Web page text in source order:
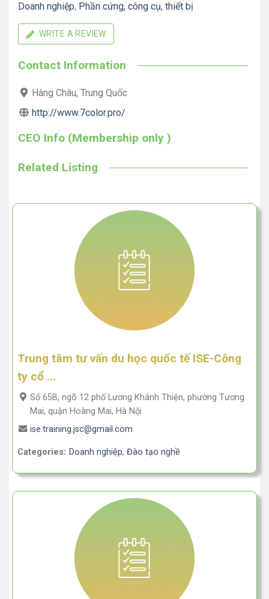
Doanh nghiệp, Phần cứng, công cụ, thiết bị
WRITE A REVIEW
Contact Information
Hàng Châu, Trung Quốc
http://www.7color.pro/
CEO Info (Membership only )
Related Listing
Trung tâm tư vấn du học quốc tế ISE-Công
ty cổ ...
Số 65B, ngõ 12 phố Lương Khánh Thiện, phường Tương
Mai, quận Hoàng Mai, Hà Nội
ise.training.jsc@gmail.com
Categories: Doanh nghiệp, Đào tạo nghề